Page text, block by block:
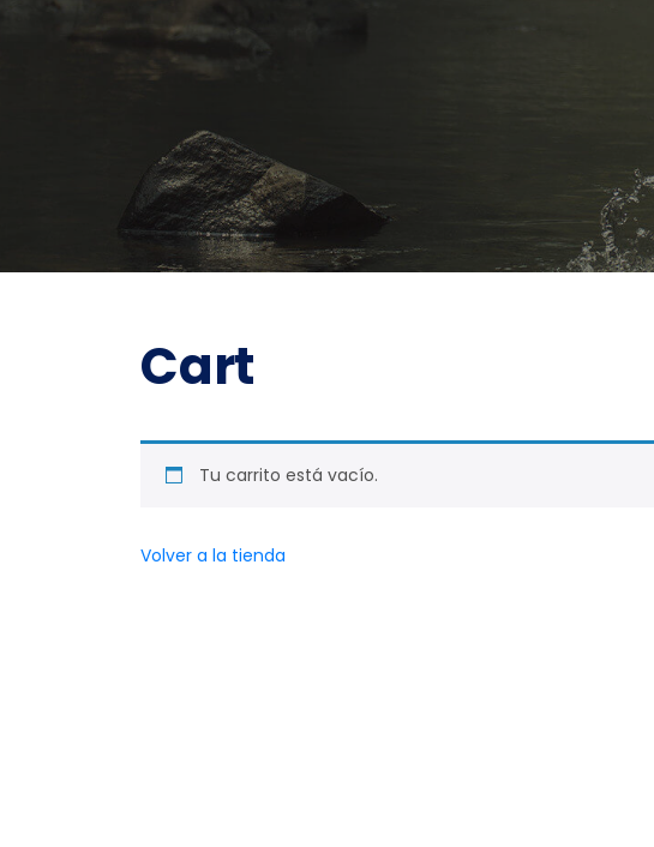
Cart
Tu carrito está vacío.
Volver a la tienda